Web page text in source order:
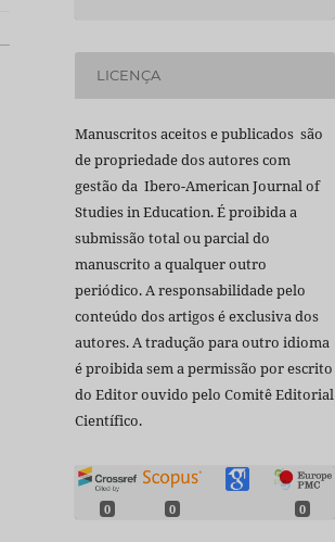
LICENÇA
Manuscritos aceitos e publicados são
de propriedade dos autores com
gestão da Ibero-American Journal of
Studies in Education. É proibida a
submissão total ou parcial do
manuscrito a qualquer outro
periódico. A responsabilidade pelo
conteúdo dos artigos é exclusiva dos
autores. A tradução para outro idioma
é proibida sem a permissão por escrito
do Editor ouvido pelo Comitê Editorial
Científico.
0 0 0